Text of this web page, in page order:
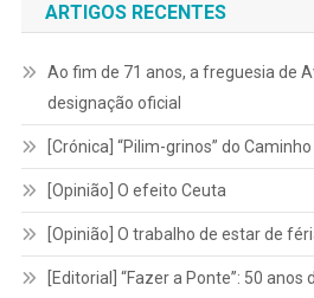
ARTIGOS RECENTES
Ao fim de 71 anos, a freguesia de
designação oficial
[Crónica] “Pilim-grinos” do
[Opinião] O efeito Ceuta
[Opinião] O trabalho de estar de
[Editorial] “Fazer a Ponte”: 50